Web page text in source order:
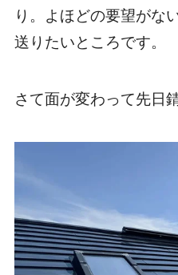
り。よほどの要望がな
送りたいところです。
さて面が変わって先日